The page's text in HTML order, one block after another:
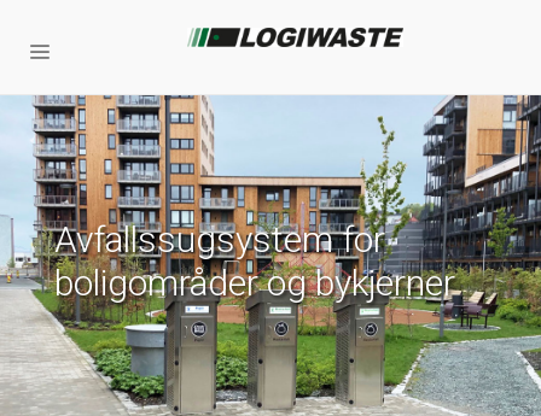
Avfallssugsystem for
boligområder og bykjerner